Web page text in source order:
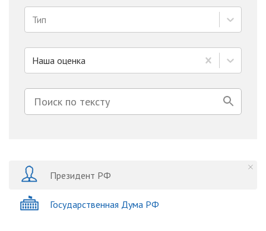
Тип
Наша оценка
Президент РФ
Государственная Дума РФ